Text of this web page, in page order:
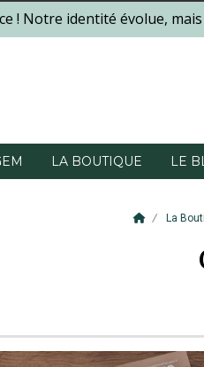
! Notre identité évolue,
LA BOUTIQUE LE
La